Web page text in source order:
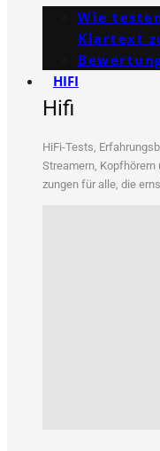
Wie
Klartext
HIFI
Hifi
HiFi-Tests,
Strea­mern,
zun­gen für alle, die